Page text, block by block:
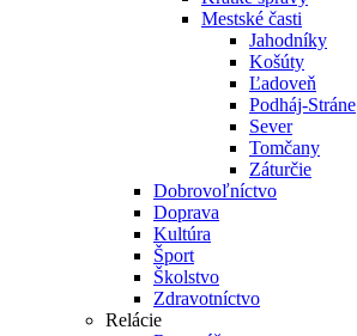
Mestské časti
Jahodníky
Košúty
Ľadoveň
Podháj-Stráne
Sever
Tomčany
Záturčie
Dobrovoľníctvo
Doprava
Kultúra
Šport
Školstvo
Zdravotníctvo
Relácie